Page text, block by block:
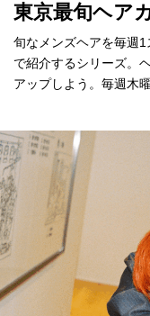
東京最旬ヘア
旬なメンズヘアを毎週
で紹介するシリーズ。
アップしよう。毎週木曜